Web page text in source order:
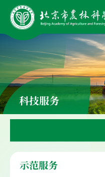
科技服务
示范服务